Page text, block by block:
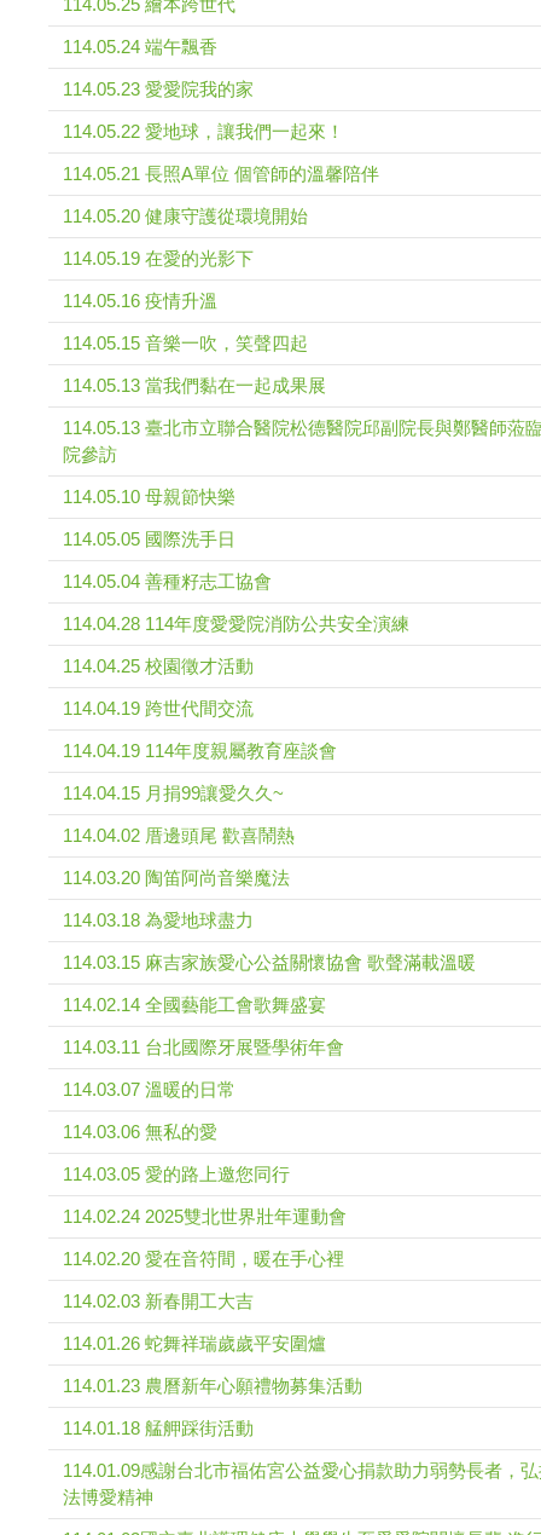
114.05.25 繪本跨世代
114.05.24 端午飄香
114.05.23 愛愛院我的家
114.05.22 愛地球，讓我們一起來！
114.05.21 長照A單位 個管師的溫馨陪伴
114.05.20 健康守護從環境開始
114.05.19 在愛的光影下
114.05.16 疫情升溫
114.05.15 音樂一吹，笑聲四起
114.05.13 當我們黏在一起成果展
114.05.13 臺北市立聯合醫院松德醫院邱副院長與鄭醫師蒞
院參訪
114.05.10 母親節快樂
114.05.05 國際洗手日
114.05.04 善種籽志工協會
114.04.28 114年度愛愛院消防公共安全演練
114.04.25 校園徵才活動
114.04.19 跨世代間交流
114.04.19 114年度親屬教育座談會
114.04.15 月捐99讓愛久久~
114.04.02 厝邊頭尾 歡喜鬧熱
114.03.20 陶笛阿尚音樂魔法
114.03.18 為愛地球盡力
114.03.15 麻吉家族愛心公益關懷協會 歌聲滿載溫暖
114.02.14 全國藝能工會歌舞盛宴
114.03.11 台北國際牙展暨學術年會
114.03.07 溫暖的日常
114.03.06 無私的愛
114.03.05 愛的路上邀您同行
114.02.24 2025雙北世界壯年運動會
114.02.20 愛在音符間，暖在手心裡
114.02.03 新春開工大吉
114.01.26 蛇舞祥瑞歲歲平安圍爐
114.01.23 農曆新年心願禮物募集活動
114.01.18 艋舺踩街活動
114.01.09感謝台北市福佑宮公益愛心捐款助力弱勢長者，
法博愛精神